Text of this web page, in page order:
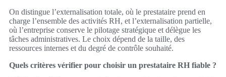
On distingue l’externalisation totale, où le prestataire prend en
charge l’ensemble des activités RH, et l’externalisation partielle,
où l’entreprise conserve le pilotage stratégique et délègue les
tâches administratives. Le choix dépend de la taille, des
ressources internes et du degré de contrôle souhaité.
Quels critères vérifier pour choisir un prestataire RH fiable ?